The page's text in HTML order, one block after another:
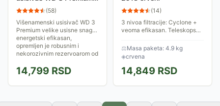
1.629-840.0
(58)
Višenamenski usisivač WD 3
Premium velike usisne snage,
energetski efikasan,
opremljen je robusnim i
nekorozivnim rezervoarom od
14,799 RSD
(14)
3 nivoa filtracije: Cyclone +
veoma efikasan. Teleskopska
Dodatak 2 u 1 za uske otvore
⚖Masa paketa: 4.9 kg
◈crvena
14,849 RSD